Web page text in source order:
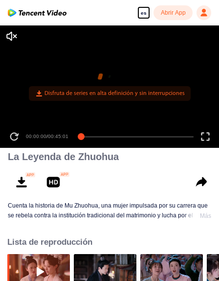
es Abrir App
Disfruta de series en alta definición y sin interrupciones
00:00:00/00:45:01
La Leyenda de Zhuohua
Cuenta la historia de Mu Zhuohua, una mujer impulsada por su carrera que
se rebela contra la institución tradicional del matrimonio y lucha por el éxito,
una profunda comprensión y amor. Juntos, unen fuerzas para defender su
país, superar las amenazas externas y, en última instancia, convertirse en
personas que siguen sus corazones y aceptan los desafíos.
Más
Lista de reproducción